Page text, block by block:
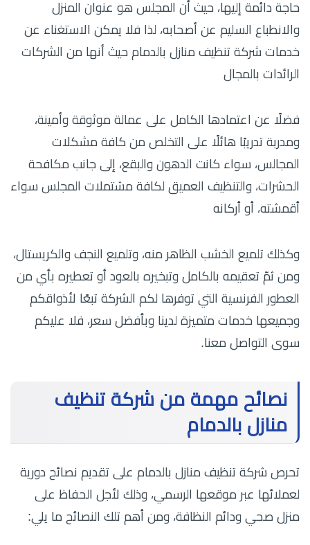
حاجة دائمة إليها، حيث أن المجلس هو عنوان المنزل
والانطباع السليم عن أصحابه، لذا فلا يمكن الاستغناء عن
خدمات شركة تنظيف منازل بالدمام حيث أنها من الشركات
الرائدات بالمجال
فضلًا عن اعتمادها الكامل على عمالة موثوقة وأمينة،
ومدربة تدريبًا هائلًا على التخلص من كافة مشكلات
المجالس، سواء كانت الدهون والبقع، إلى جانب مكافحة
الحشرات، والتنظيف العميق لكافة مشتملات المجلس سواء
أقمشته، أو أركانه
وكذلك تلميع الخشب الظاهر منه، وتلميع النجف والكريستال،
ومن ثمّ تعقيمه بالكامل وتبخيره بالعود أو تعطيره بأي من
العطور الفرنسية التي توفرها لكم الشركة تبعًا لأذواقكم
وجميعها خدمات متميزة لدينا وبأفضل سعر، فلا عليكم
سوى التواصل معنا.
نصائح مهمة من شركة تنظيف
منازل بالدمام
تحرص شركة تنظيف منازل بالدمام على تقديم نصائح دورية
لعملائها عبر موقعها الرسمي، وذلك لأجل الحفاظ على
منزل صحي ودائم النظافة، ومن أهم تلك النصائح ما يلي: